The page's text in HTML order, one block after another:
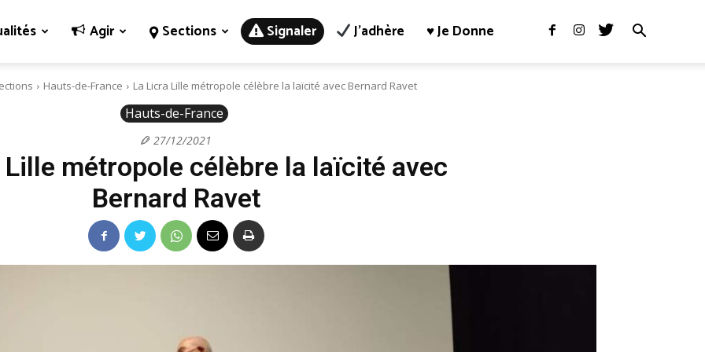
Agir Sections Signaler J’adhère ♥ Je Donne
Hauts-de-France La Licra Lille métropole célèbre la laïcité avec Bernard Ravet
Hauts-de-France
27/12/2021
Lille métropole célèbre la laïcité avec
Bernard Ravet